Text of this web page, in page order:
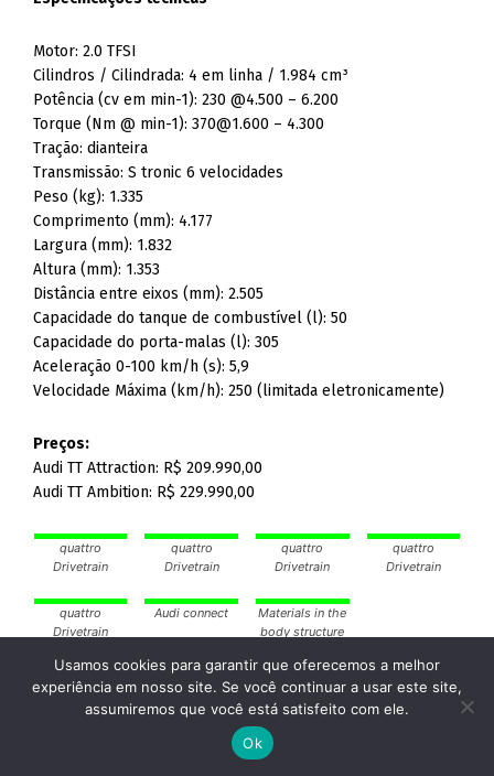
Cilindros / Cilindrada: 4 em linha / 1.984 cm³
Torque (Nm @ min-1):
Tração: dianteira
Transmissão: S tronic 6 velocidades
Peso (kg): 1.335
Comprimento (mm): 4.177
Largura (mm): 1.832
Altura (mm): 1.353
Distância entre eixos (mm): 2.505
Capacidade do tanque de combustível (l): 50
Capacidade do porta-malas (l): 305
Aceleração 0-100 km/h (s): 5,9
Velocidade Máxima (km/h): 250 (limitada eletronicamente)
Preços:
quattro
quattro
quattro
Drivetrain
Audi connect
Materials in the
body structure
controlled
clutch
Usamos cookies para garantir que oferecemos a melhor
experiência em nosso site. Se você continuar a usar este site,
assumiremos que você está satisfeito com ele.
Ok